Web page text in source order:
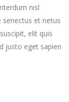
nisl
senectus et netus
elit quis
justo eget sapien